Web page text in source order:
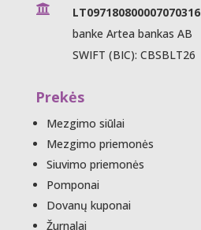

LT097180800007070316
banke Artea bankas AB
SWIFT (BIC): CBSBLT26
Prekės
Mezgimo siūlai
Mezgimo priemonės
Siuvimo priemonės
Pomponai
Dovanų kuponai
Žurnalai